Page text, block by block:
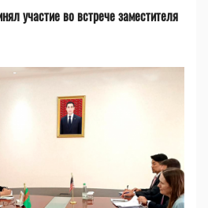
участие во встрече заместителя